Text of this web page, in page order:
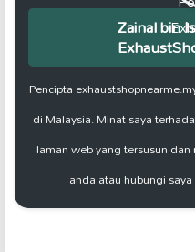
Zainal bin
Pencipta
di Malaysia. Minat saya
laman web yang tersusun
anda atau hubungi